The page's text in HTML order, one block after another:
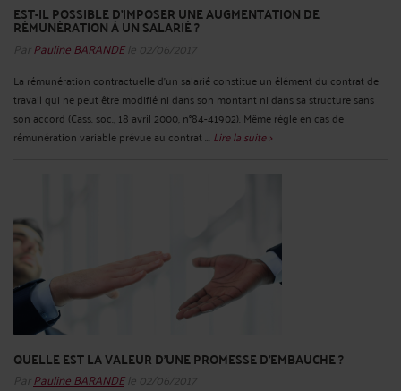
EST-IL POSSIBLE D’IMPOSER UNE AUGMENTATION DE
RÉMUNÉRATION À UN SALARIÉ ?
Par Pauline BARANDEle 02/06/2017
La rémunération contractuelle d’un salarié constitue un élément du contrat de
travail qui ne peut être modifié ni dans son montant ni dans sa structure sans
son accord (Cass. soc., 18 avril 2000, n°84-41902). Même règle en cas de
rémunération variable prévue au contrat ... Lire la suite >
QUELLE EST LA VALEUR D’UNE PROMESSE D’EMBAUCHE ?
Par Pauline BARANDEle 02/06/2017